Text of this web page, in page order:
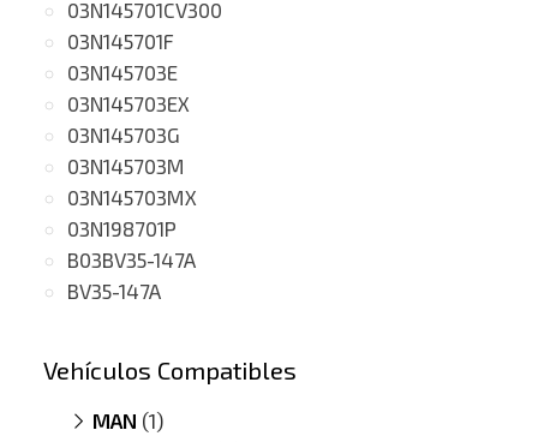
03N145701CV300
03N145701F
03N145703E
03N145703EX
03N145703G
03N145703M
03N145703MX
03N198701P
B03BV35-147A
BV35-147A
Vehículos Compatibles
MAN (1)